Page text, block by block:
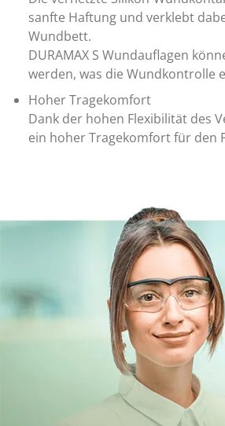
sanfte Haftung und verklebt
Wundbett.
DURAMAX S Wundauflagen
werden, was die Wundkontrolle
Hoher Tragekomfort
Dank der hohen Flexibilität des
ein hoher Tragekomfort für den